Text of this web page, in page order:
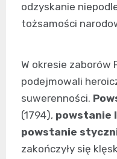
odzyskanie
tożsamości
W okresie zaborów
podejmowali
suwerenności.
(1794), powstanie
powstanie
zakończyły się